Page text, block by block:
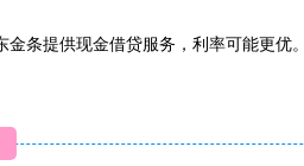
条提供现金借贷服务，利率可能更优